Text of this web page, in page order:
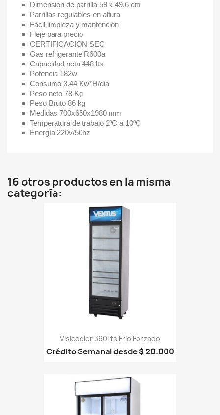
Dimension de parrilla 59 x 49.6 cm
Parrillas regulables en altura
Fácil limpieza y mantención
Fleje para precio
CERTIFICACIÓN SEC
Gas refrigerante R600a
Capacidad neta 448 lts
Potencia 182w
Consumo 3.44 Kw*H/dia
Peso neto 78 Kg
Peso Bruto 86 kg
Medidas 700x650x1980 mm
Temperatura de trabajo 2ºC a 10ºC
Energía 220v/50hz
16 otros productos en la misma
categoría:
Visicooler 360Lts Frio Forzado
Crédito Semanal desde $ 20.000